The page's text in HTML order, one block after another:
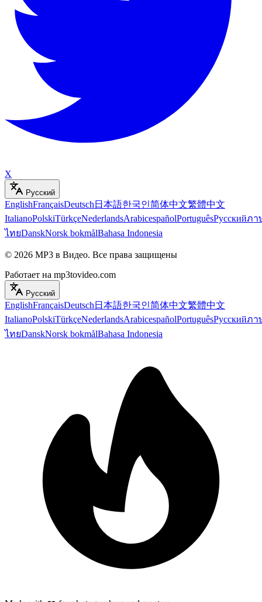
X
Русский
EnglishFrançaisDeutsch 日本語한국인简体中文繁體中文
ItalianoPolskiTürkçeNederlandsArabicespañolPortuguêsРусскийภา
ไทยDanskNorsk bokmålBahasa Indonesia
© 2026 MP3 в Видео. Все права защищены
Работает на mp3tovideo.com
Русский
EnglishFrançaisDeutsch 日本語한국인简体中文繁體中文
ItalianoPolskiTürkçeNederlandsArabicespañolPortuguêsРусскийภา
ไทยDanskNorsk bokmålBahasa Indonesia